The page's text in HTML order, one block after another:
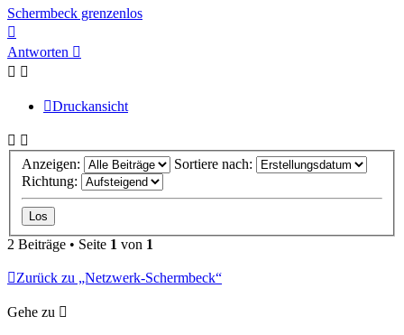
Schermbeck grenzenlos
oben
Antworten
Druckansicht
Anzeigen:
Sortiere nach:
Richtung:
2 Beiträge • Seite 1 von 1
Zurück zu „Netzwerk-Schermbeck“
Gehe zu